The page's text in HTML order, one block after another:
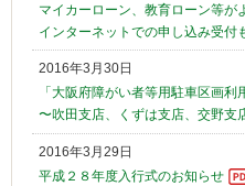
マイカーローン、教育ローン等が
インターネットでの申し込み受付
2016年3月30日
「大阪府障がい者等用駐車区画利
〜吹田支店、くずは支店、交野支
2016年3月29日
平成２８年度入行式のお知らせ